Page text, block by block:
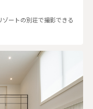
ートの別荘で撮影できる